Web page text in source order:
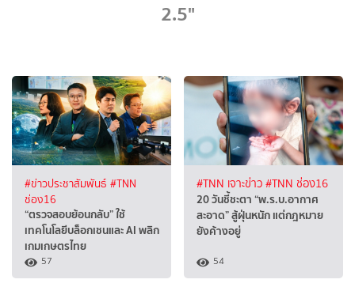
2.5"
#ข่าวประชาสัมพันธ์ #TNN
ช่อง16
“ตรวจสอบย้อนกลับ” ใช้
เทคโนโลยีบล็อกเชนและ AI พลิก
เกมเกษตรไทย
57
#TNN เจาะข่าว#TNN ช่อง16
20 วันชี้ชะตา “พ.ร.บ.อากาศ
สะอาด” สู้ฝุ่นหนัก แต่กฎหมาย
ยังค้างอยู่
54